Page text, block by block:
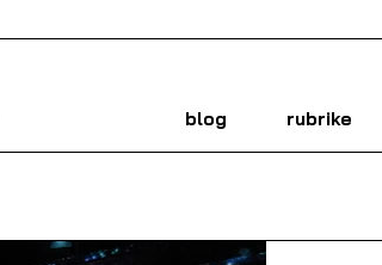
blog rubrike